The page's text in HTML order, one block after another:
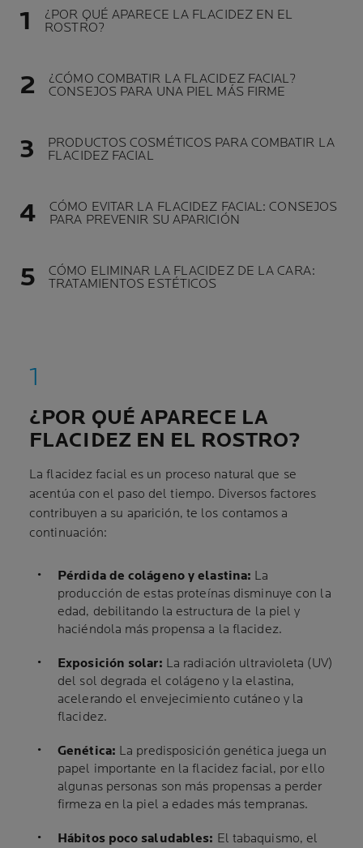
¿POR QUÉ APARECE LA FLACIDEZ EN EL
ROSTRO?
¿CÓMO COMBATIR LA FLACIDEZ FACIAL?
CONSEJOS PARA UNA PIEL MÁS FIRME
PRODUCTOS COSMÉTICOS PARA COMBATIR LA
FLACIDEZ FACIAL
CÓMO EVITAR LA FLACIDEZ FACIAL: CONSEJOS
PARA PREVENIR SU APARICIÓN
CÓMO ELIMINAR LA FLACIDEZ DE LA CARA:
TRATAMIENTOS ESTÉTICOS
¿POR QUÉ APARECE LA
FLACIDEZ EN EL ROSTRO?
La flacidez facial es un proceso natural que se
acentúa con el paso del tiempo. Diversos factores
contribuyen a su aparición, te los contamos a
continuación:
Pérdida de colágeno y elastina: La
producción de estas proteínas disminuye con la
edad, debilitando la estructura de la piel y
haciéndola más propensa a la flacidez.
Exposición solar: La radiación ultravioleta (UV)
del sol degrada el colágeno y la elastina,
acelerando el envejecimiento cutáneo y la
flacidez.
Genética: La predisposición genética juega un
papel importante en la flacidez facial, por ello
algunas personas son más propensas a perder
firmeza en la piel a edades más tempranas.
Hábitos poco saludables: El tabaquismo, el